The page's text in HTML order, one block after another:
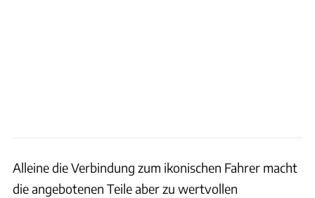
Alleine die Verbindung zum ikonischen Fahrer macht
die angebotenen Teile aber zu wertvollen